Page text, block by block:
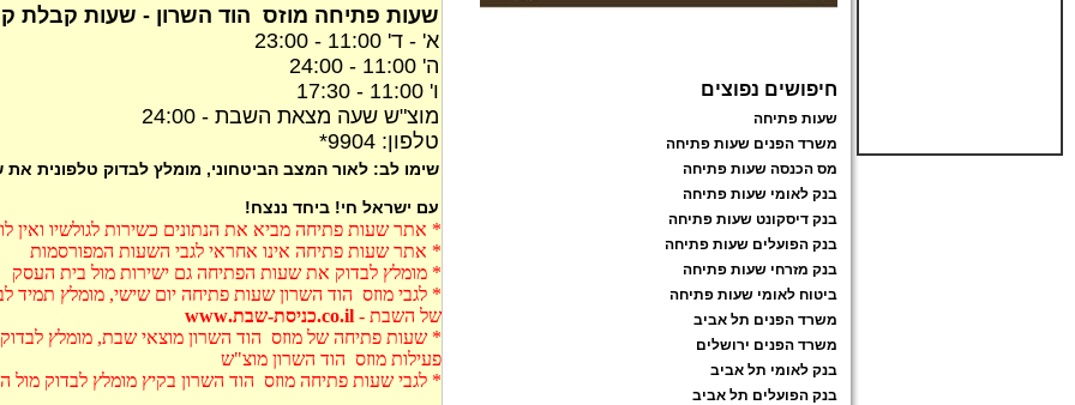
שעות פתיחה מוזס הוד השרון - שעות קבלת
א' - ד' 11:00 - 23:00
ה' 11:00 - 24:00
ו' 11:00 - 17:30
מוצ"ש שעה מצאת השבת - 24:00
טלפון: 9904*
שימו לב: לאור המצב הביטחוני, מומלץ לבדוק טלפונית
עם ישראל חי! ביחד ננצח!
* אתר שעות פתיחה מביא את הנתונים כשירות לגולשיו
* אתר שעות פתיחה אינו אחראי לגבי השעות המפורסמות
* מומלץ לבדוק את שעות הפתיחה גם ישירות מול בית העסק
* לגבי מוזס הוד השרון שעות פתיחה יום שישי, מומלץ תמיד
של השבת -co.il.כניסת-שבת.www
* שעות פתיחה של מוזס הוד השרון מוצאי שבת, מומלץ
פעילות מוזס הוד השרון מוצ"ש
* לגבי שעות פתיחה מוזס הוד השרון בקיץ מומלץ לבדוק
חיפושים נפוצים
שעות פתיחה
משרד הפנים שעות פתיחה
מס הכנסה שעות פתיחה
בנק לאומי שעות פתיחה
בנק דיסקונט שעות פתיחה
בנק הפועלים שעות פתיחה
בנק מזרחי שעות פתיחה
ביטוח לאומי שעות פתיחה
משרד הפנים תל אביב
משרד הפנים ירושלים
בנק לאומי תל אביב
בנק הפועלים תל אביב